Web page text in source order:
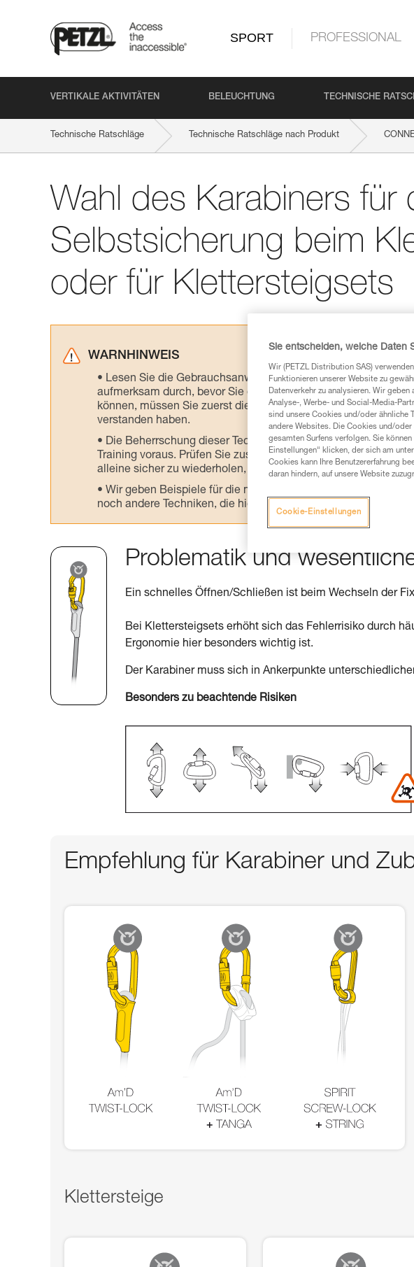
SPORT PROFESSIONAL
VERTIKALE AKTIVITÄTEN BELEUCHTUNG TECHNISCHE
Technische Ratschläge Technische Ratschläge nach Produkt
Wahl des Karabiners für
Selbstsicherung beim
oder für Klettersteigsets
WARNHINWEIS
Lesen Sie die Gebrauchsanweisungen der Produkte, um die
aufmerksam durch, bevor Sie diesen zu Rate ziehen. Um
können, müssen Sie zuerst die in der Gebrauchsanweisung
verstanden haben.
Die Beherrschung dieser Techniken setzt eine
Training voraus. Prüfen Sie zusammen mit einem Profi, ob Sie
alleine sicher zu wiederholen, bevor Sie ihn eigenständig
Wir geben Beispiele für die mit Ihrer Aktivität verbundenen
noch andere Techniken, die hier nicht beschrieben werden.
Problematik und
Ein schnelles Öffnen/Schließen ist beim Wechseln der
Bei Klettersteigsets erhöht sich das Fehlerrisiko durch
Ergonomie hier besonders wichtig ist.
Der Karabiner muss sich in Ankerpunkte
Besonders zu beachtende Risiken
Empfehlung für Karabiner und
Klettersteige
Sie entscheiden, welche Daten
Wir (PETZL Distribution SAS)
Funktionieren unserer Website zu
Datenverkehr zu analysieren. Wir
Analyse-, Werbe- und Social-Media-
sind unsere Cookies und/oder ähnliche
andere Websites. Die Cookies und/
gesamten Surfens verfolgen. Sie
Einstellungen“ klicken, der sich am
Cookies kann Ihre Benutzererfahrung
daran hindern, auf unsere Website
Cookie-Einstellungen